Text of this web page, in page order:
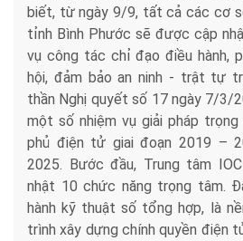
biết, từ ngày 9/9, tất cả các cơ
tỉnh Bình Phước sẽ được cập
vụ công tác chỉ đạo điều hành,
hội, đảm bảo an ninh - trật tự
thần Nghị quyết số 17 ngày 7/3/
một số nhiệm vụ giải pháp
phủ điện tử giai đoạn 2019 –
2025. Bước đầu, Trung tâm
nhật 10 chức năng trọng tâm.
hành kỹ thuật số tổng hợp, là
trình xây dựng chính quyền điện